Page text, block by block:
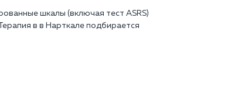
шкалы (включая тест ASRS)
в в Нарткале подбирается